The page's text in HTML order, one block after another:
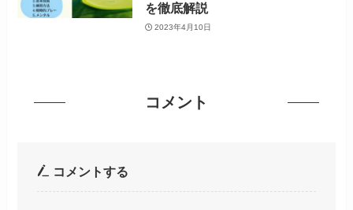
を徹底解説
2023年4月10日
コメント
コメントする